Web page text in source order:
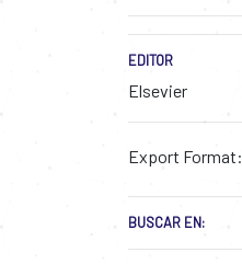
EDITOR
Elsevier
Export Format:
BUSCAR EN: